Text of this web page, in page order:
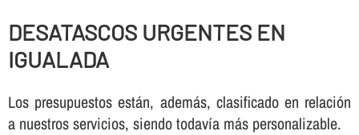
DESATASCOS URGENTES EN
IGUALADA
Los presupuestos están, además, clasificado en relación
a nuestros servicios, siendo todaví­a más personalizable.